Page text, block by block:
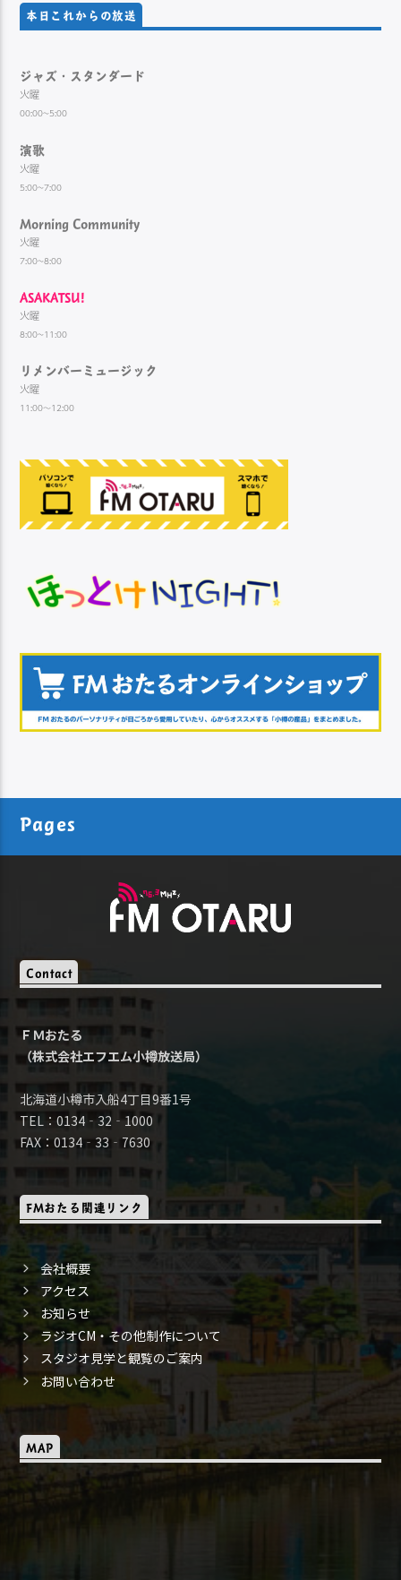
本日これからの放送
ジャズ・スタンダード
火曜
00:00~5:00
演歌
火曜
5:00~7:00
Morning Community
火曜
7:00~8:00
ASAKATSU!
火曜
8:00~11:00
リメンバーミュージック
火曜
11:00～12:00
Pages
Contact
ＦＭおたる
（株式会社エフエム小樽放送局）
北海道小樽市入船4丁目9番1号
TEL：0134‐32‐1000
FAX：0134‐33‐7630
FMおたる関連リンク
会社概要
アクセス
お知らせ
ラジオCM・その他制作について
スタジオ見学と観覧のご案内
お問い合わせ
MAP